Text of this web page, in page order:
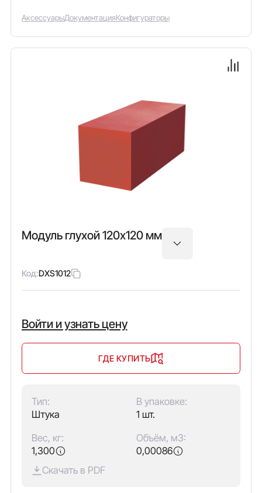
АксессуарыДокументацияКонфигураторы
Модуль глухой 120х120 мм
Код:DXS1012
Войти и узнать цену
ГДЕ КУПИТЬ
Тип:
Штука
В упаковке:
1 шт.
Вес, кг:
1,300
Объём, м3:
0,00086
Скачать в PDF